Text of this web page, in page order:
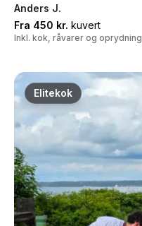
Anders J.
Fra 450 kr. kuvert
Inkl. kok, råvarer og oprydning
Elitekok